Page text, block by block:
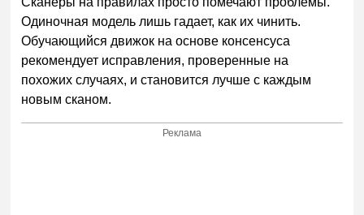
Одиночная модель лишь гадает, как их чинить.
Обучающийся движок на основе консенсуса
рекомендует исправления, проверенные на
похожих случаях, и становится лучше с каждым
новым сканом.
Реклама